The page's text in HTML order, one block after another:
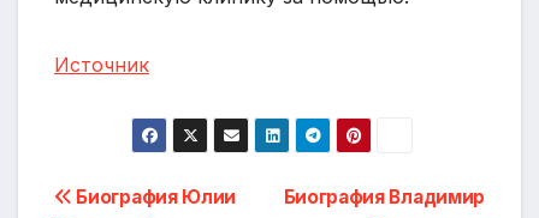
Источник
Навигация
Биография Владимир
Биография Юлии